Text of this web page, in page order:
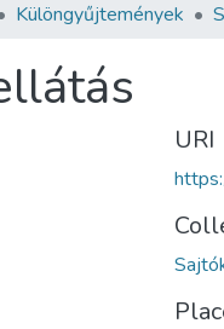
Különgyűjtemények
URI